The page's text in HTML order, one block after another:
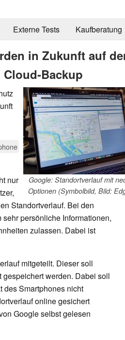
Externe Tests Kaufberatung
in Zukunft auf
Backup
Google: Standortverlauf mit
Optionen (Symbolbild, Bild:
nur
Standortverlauf. Bei den
persönliche Informationen,
zulassen. Dabei ist
mitgeteilt. Dieser soll
werden. Dabei soll
des Smartphones nicht
online gesichert
Google selbst gelesen